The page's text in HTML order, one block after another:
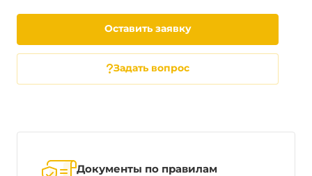
Оставить заявку
Задать вопрос
Документы по правилам